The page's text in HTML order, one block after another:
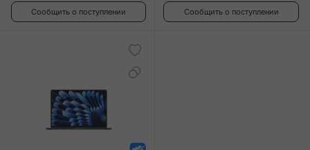
Сообщить о поступлении Сообщить о поступлении